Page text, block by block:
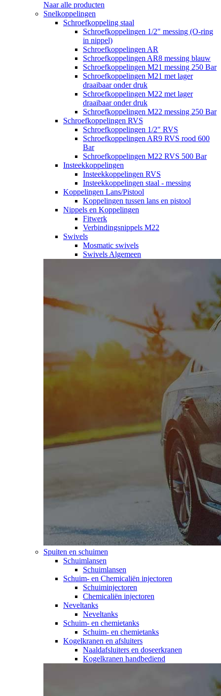
Naar alle producten
Snelkoppelingen
Schroefkoppeling staal
Schroefkoppelingen 1/2" messing (O-ring
in nippel)
Schroefkoppelingen AR
Schroefkoppelingen AR8 messing blauw
Schroefkoppelingen M21 messing 250 Bar
Schroefkoppelingen M21 met lager
draaibaar onder druk
Schroefkoppelingen M22 met lager
draaibaar onder druk
Schroefkoppelingen M22 messing 250 Bar
Schroefkoppelingen RVS
Schroefkoppelingen 1/2" RVS
Schroefkoppelingen AR9 RVS rood 600
Bar
Schroefkoppelingen M22 RVS 500 Bar
Insteekkoppelingen
Insteekkoppelingen RVS
Insteekkoppelingen staal - messing
Koppelingen Lans/Pistool
Koppelingen tussen lans en pistool
Nippels en Koppelingen
Fitwerk
Verbindingsnippels M22
Swivels
Mosmatic swivels
Swivels Algemeen
Spuiten en schuimen
Schuimlansen
Schuimlansen
Schuim- en Chemicaliën injectoren
Schuiminjectoren
Chemicaliën injectoren
Neveltanks
Neveltanks
Schuim- en chemietanks
Schuim- en chemietanks
Kogelkranen en afsluiters
Naaldafsluiters en doseerkranen
Kogelkranen handbediend